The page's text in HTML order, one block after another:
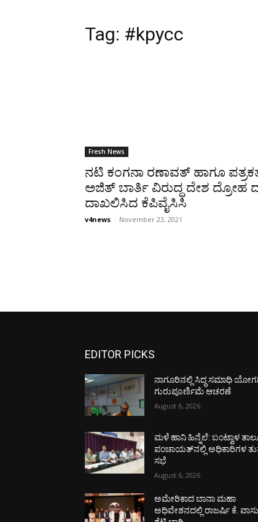
Tag: #kpycc
Fresh News
ನಟಿ ಕಂಗನಾ ರಣಾವತ್ ಹಾಗೂ
ಅಜಿತ್ ಬಾರ್ತಿ ವಿರುದ್ಧ ದೇಶ ದ್ರೋಹ
ದಾಖಲಿಸಿದ ಕೆಪಿವೈಸಿಸಿ
v4news - November 23, 2021
EDITOR PICKS
ನಾಗೂರಿನಲ್ಲಿ ಸಿದ್ಧ ಸಮಾಧಿ
ಗುರುಪೂರ್ಣಿಮೆ ಆಚರಣೆ
August 6, 2026
ಮಳೆ ಹಾನಿ ಹಿನ್ನೆಲೆ: ಬಂಟ್ವಾಳ
ಪಂಚಾಯತ್‌ನಲ್ಲಿ ಅಧಿಕಾರಿಗಳ
ಸಭೆ
August 6, 2026
ಅಮೇರಿಕಾದ ಬಾನಾ ಮಹಾ
ಅಧಿವೇಶನದಲ್ಲಿ ರಾಜರ್ಷಿ ಕೆ.